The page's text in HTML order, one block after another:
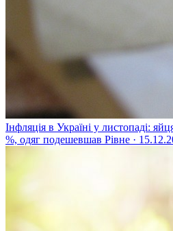
Інфляція в Україні у листопаді:
%, одяг подешевшав Рівне ·